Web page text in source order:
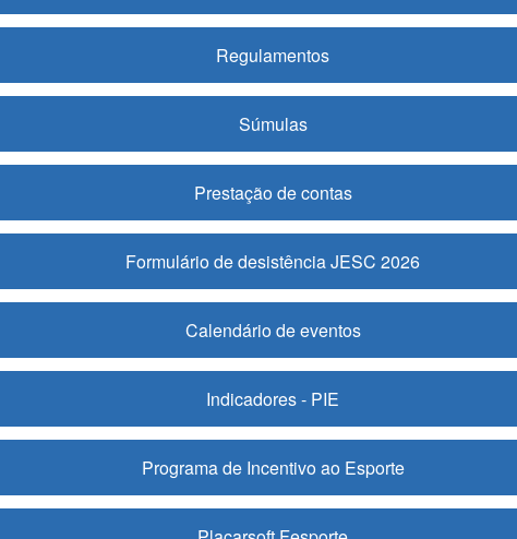
Regulamentos
Súmulas
Prestação de contas
Formulário de desistência JESC 2026
Calendário de eventos
Indicadores - PIE
Programa de Incentivo ao Esporte